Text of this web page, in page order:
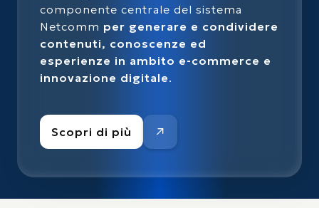
componente centrale del sistema
Netcomm per generare e condividere
contenuti, conoscenze ed
esperienze in ambito e-commerce e
innovazione digitale.
Scopri di più